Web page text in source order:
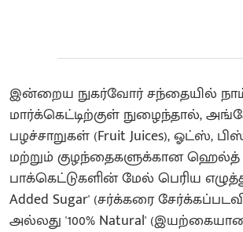
இன்றைய நுகர்வோர் சந்தையில் நாம்
மார்க்கெட்டிற்குள் நுழைந்தால்,
பழச்சாறுகள் (Fruit Juices), ஓட்ஸ்,
மற்றும் குழந்தைகளுக்கான ஹெல்த்
பாக்கெட்டுகளின் மேல் பெரிய
Added Sugar' (சர்க்கரை
அல்லது '100% Natural'